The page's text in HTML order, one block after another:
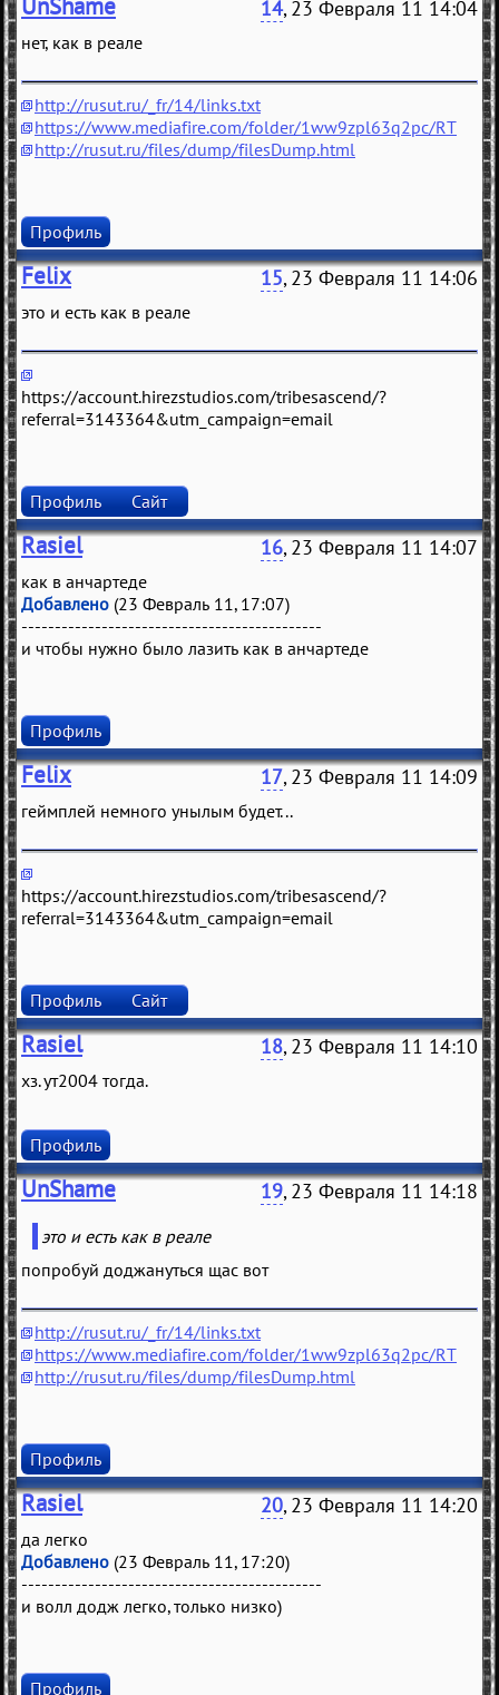
UnShame 14, 23 Февраля 11 14:04
нет, как в реале
http://rusut.ru/_fr/14/links.txt
https://www.mediafire.com/folder/1ww9zpl63q2pc/RT
http://rusut.ru/files/dump/filesDump.html
Профиль
Felix 15, 23 Февраля 11 14:06
это и eсть кaк в рeaлe
https://account.hirezstudios.com/tribesascend/?
referral=3143364&utm_campaign=email
Профиль Сайт
Rasiel 16, 23 Февраля 11 14:07
как в анчартеде
Добавлено (23 Февраль 11, 17:07)
---------------------------------------------
и чтобы нужно было лазить как в анчартеде
Профиль
Felix 17, 23 Февраля 11 14:09
гeймплeй нeмного унылым будeт...
https://account.hirezstudios.com/tribesascend/?
referral=3143364&utm_campaign=email
Профиль Сайт
Rasiel 18, 23 Февраля 11 14:10
хз. ут2004 тогда.
Профиль
UnShame 19, 23 Февраля 11 14:18
это и eсть кaк в рeaлe
попробуй доджануться щас вот
http://rusut.ru/_fr/14/links.txt
https://www.mediafire.com/folder/1ww9zpl63q2pc/RT
http://rusut.ru/files/dump/filesDump.html
Профиль
Rasiel 20, 23 Февраля 11 14:20
да легко
Добавлено (23 Февраль 11, 17:20)
---------------------------------------------
и волл додж легко, только низко)
Профиль